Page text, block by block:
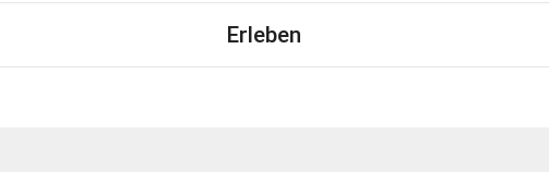
Erleben